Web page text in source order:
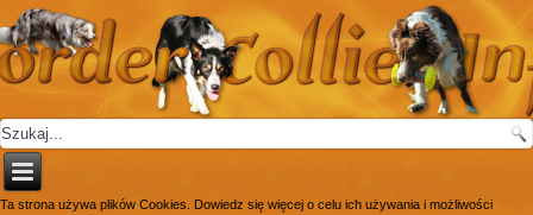
Ta strona używa plików Cookies. Dowiedz się więcej o celu ich używania i możliwości